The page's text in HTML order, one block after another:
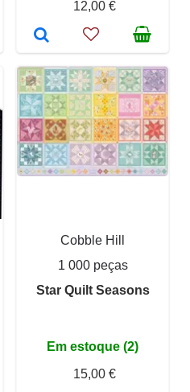
12,00 €
Cobble Hill
1 000 peças
Star Quilt Seasons
Em estoque (2)
15,00 €